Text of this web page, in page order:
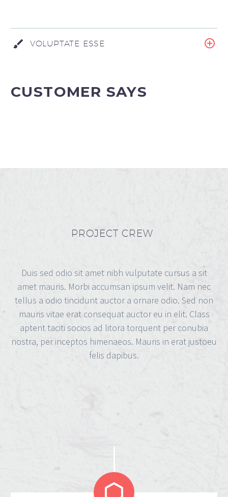
VOLUPTATE ESSE
CUSTOMER SAYS
PROJECT CREW
Duis sed odio sit amet nibh vulputate cursus a sit
amet mauris. Morbi accumsan ipsum velit. Nam nec
tellus a odio tincidunt auctor a ornare odio. Sed non
mauris vitae erat consequat auctor eu in elit. Class
aptent taciti socios ad litora torquent per conubia
nostra, per inceptos himenaeos. Mauris in erat justoeu
felis dapibus.